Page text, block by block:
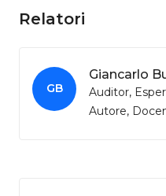
Relatori
GB
Giancarlo
Auditor,
Autore,